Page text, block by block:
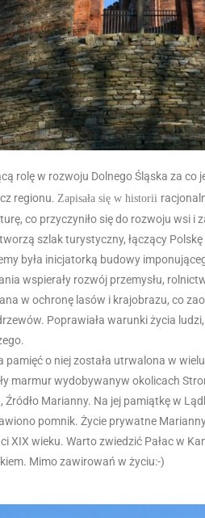
rolę w rozwoju Dolnego Śląska za
regionu. Zapisała się w historii
co przyczyniło się do rozwoju wsi i
szlak turystyczny, łączący
była inicjatorką budowy
wspierały rozwój przemysłu,
w ochronę lasów i krajobrazu, co
Poprawiała warunki życia
pamięć o niej została utrwalona w
marmur wydobywanyw okolicach
Źródło Marianny. Na jej pamiątkę w
pomnik. Życie prywatne
XIX wieku. Warto zwiedzić Pałac w
Mimo zawirowań w życiu:-)